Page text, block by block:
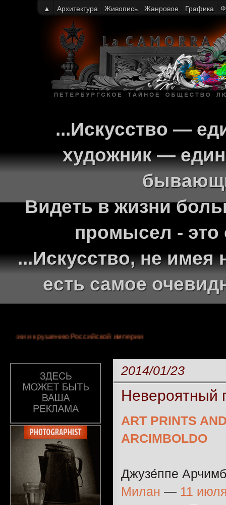
...Искусство —
художник —
Видеть в жизни
промысел - это
...Искусство, не
есть самое
монархии и крушению Российской империи
2014/01/23
Невероятный
ART PRINTS
ARCIMBOLDO
Джузе́ппе
Милан — 11
▲ Архитектура Живопись Жанровое Графика